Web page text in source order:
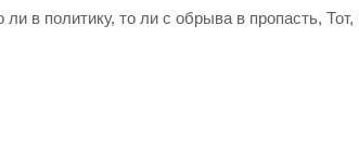
ли в политику, то ли с обрыва в пропасть,